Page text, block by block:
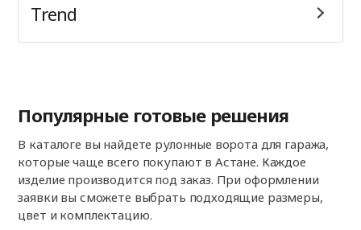
Trend
Популярные готовые решения
В каталоге вы найдете рулонные ворота для гаража,
которые чаще всего покупают в Астане. Каждое
изделие производится под заказ. При оформлении
заявки вы сможете выбрать подходящие размеры,
цвет и комплектацию.